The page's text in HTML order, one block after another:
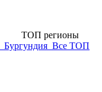
ТОП регионы
Бургундия Все ТОП